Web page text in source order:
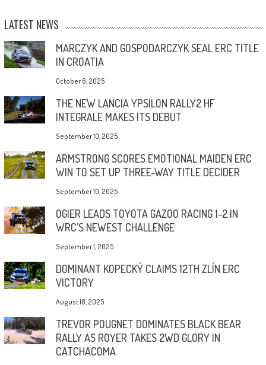
LATEST NEWS
MARCZYK AND GOSPODARCZYK SEAL ERC TITLE
IN CROATIA
October 6, 2025
THE NEW LANCIA YPSILON RALLY2 HF
INTEGRALE MAKES ITS DEBUT
September 10, 2025
ARMSTRONG SCORES EMOTIONAL MAIDEN ERC
WIN TO SET UP THREE-WAY TITLE DECIDER
September 10, 2025
OGIER LEADS TOYOTA GAZOO RACING 1-2 IN
WRC’S NEWEST CHALLENGE
September 1, 2025
DOMINANT KOPECKÝ CLAIMS 12TH ZLÍN ERC
VICTORY
August 18, 2025
TREVOR POUGNET DOMINATES BLACK BEAR
RALLY AS ROYER TAKES 2WD GLORY IN
CATCHACOMA